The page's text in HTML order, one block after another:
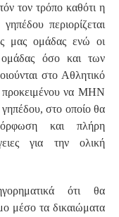
τον τρόπο καθότι η
περιορίζεται
μας ομάδας ενώ οι
ομάδας όσο και των
στο Αθλητικό
προκειμένου να ΜΗΝ
στο οποίο θα
και πλήρη
για την ολική
ότι θα
μέσο τα δικαιώματα